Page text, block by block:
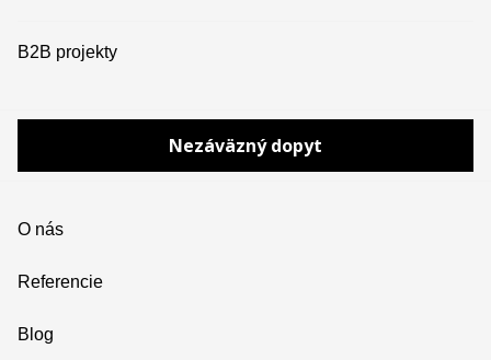
B2B projekty
Nezáväzný dopyt
O nás
Referencie
Blog